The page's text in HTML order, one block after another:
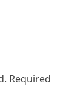
Required